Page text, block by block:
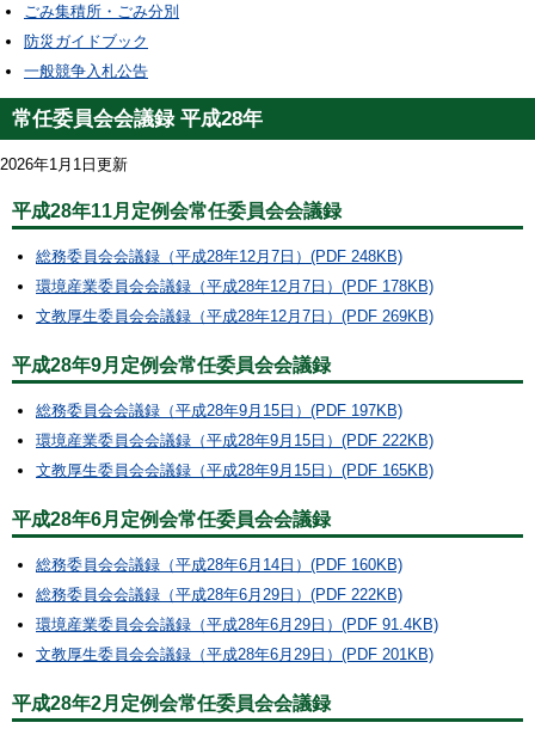
ごみ集積所・ごみ分別
防災ガイドブック
一般競争入札公告
常任委員会会議録 平成28年
2026年1月1日更新
平成28年11月定例会常任委員会会議録
総務委員会会議録（平成28年12月7日）(PDF 248KB)
環境産業委員会会議録（平成28年12月7日）(PDF 178KB)
文教厚生委員会会議録（平成28年12月7日）(PDF 269KB)
平成28年9月定例会常任委員会会議録
総務委員会会議録（平成28年9月15日）(PDF 197KB)
環境産業委員会会議録（平成28年9月15日）(PDF 222KB)
文教厚生委員会会議録（平成28年9月15日）(PDF 165KB)
平成28年6月定例会常任委員会会議録
総務委員会会議録（平成28年6月14日）(PDF 160KB)
総務委員会会議録（平成28年6月29日）(PDF 222KB)
環境産業委員会会議録（平成28年6月29日）(PDF 91.4KB)
文教厚生委員会会議録（平成28年6月29日）(PDF 201KB)
平成28年2月定例会常任委員会会議録